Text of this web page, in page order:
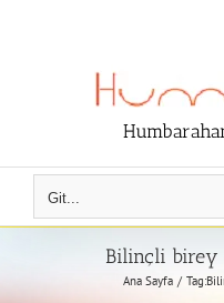
Git...
Bilinçli birey
Ana Sayfa Tag: